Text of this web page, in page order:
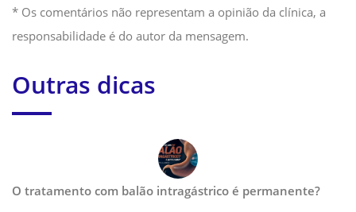
* Os comentários não representam a opinião da clínica, a
responsabilidade é do autor da mensagem.
Outras dicas
O tratamento com balão intragástrico é permanente?